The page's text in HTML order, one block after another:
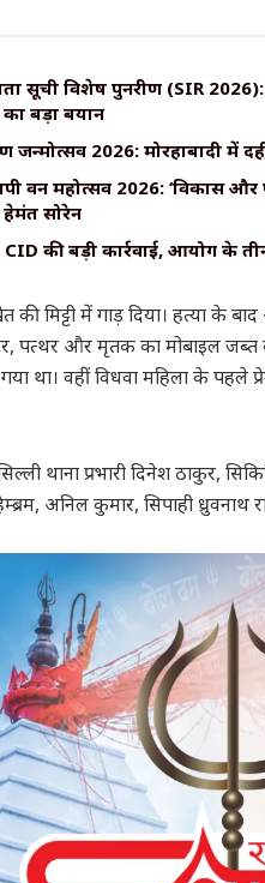
सूची विशेष पुनरीक्षण (SIR
बड़ा बयान
जन्मोत्सव 2026: मोरहाबादी में
वन महोत्सव 2026: ‘विकास
सोरेन
CID की बड़ी कार्रवाई, आयोग के
मिट्टी में गाड़ दिया। हत्या के
पत्थर और मृतक का मोबाइल जब्त
गया था। वहीं विधवा महिला के
थाना प्रभारी दिनेश ठाकुर,
अनिल कुमार, सिपाही ध्रुवनाथ